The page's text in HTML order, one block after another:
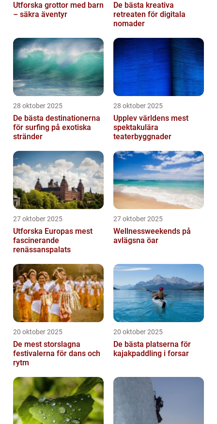
Utforska grottor med barn
– säkra äventyr
De bästa kreativa
retreaten för digitala
nomader
28 oktober 2025
De bästa destinationerna
för surfing på exotiska
stränder
28 oktober 2025
Upplev världens mest
spektakulära
teaterbyggnader
27 oktober 2025
Utforska Europas mest
fascinerande
renässanspalats
27 oktober 2025
Wellnessweekends på
avlägsna öar
20 oktober 2025
De mest storslagna
festivalerna för dans och
rytm
20 oktober 2025
De bästa platserna för
kajakpaddling i forsar